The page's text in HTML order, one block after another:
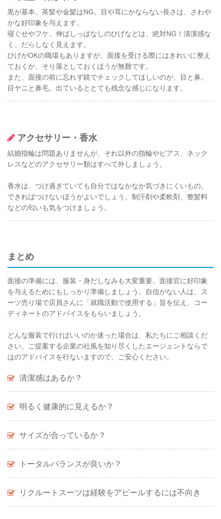
黒が基本。茶髪や金髪はNG。目や耳にかならない長さは、さわや
かな好印象を与えます。
寝ぐせやフケ、伸ばしっぱなしのひげなどは、絶対NG！清潔感な
く、だらしなく見えます。
ひげがOKの職場もありますが、面接を受ける際にはきれいに整え
ておくか、そり落としておくほうが無難です。
また、面接の前に忘れず鏡でチェックしてほしいのが、目と鼻。
目ヤニと鼻毛。出ているととても残念な感じになります。
アクセサリー・香水
結婚指輪は問題ありませんが、それ以外の指輪やピアス、ネック
レスなどのアクセサリー類はすべて外しましょう。
香水は、つけ過ぎていても自分ではなかなか気づきにくいもの。
できればつけないほうがよいでしょう。制汗剤や柔軟剤、整髪料
などの匂いも気をつけましょう。
まとめ
面接の準備には、服装・身だしなみも大変重要。面接官に好印象
を与えるためにもしっかり準備しましょう。自信がない人は、ス
ーツ売り場で店員さんに「就職活動で使用する」旨を伝え、コー
ディネートのアドバイスをもらいましょう。
どんな服装で行けばいいのか迷った場合は、私たちにご相談くだ
さい。ご提案する企業の社風を知り尽くしたエージェントならで
はのアドバイスを行ないますので、ご安心ください。
清潔感はあるか？
明るく健康的に見えるか？
サイズが合っているか？
トータルバランスが良いか？
リクルートスーツは経験をアピールするには不向き